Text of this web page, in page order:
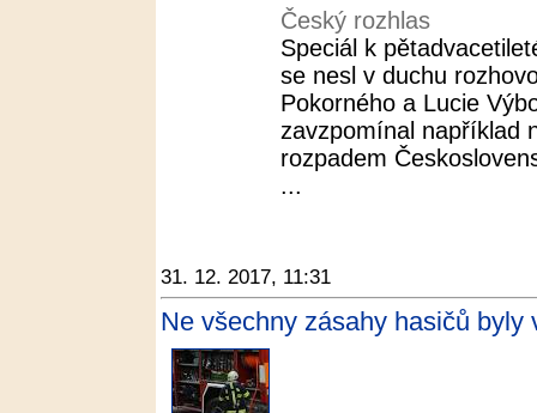
Český rozhlas
Speciál k
se nesl v duchu
Pokorného a Lucie
zavzpomínal například
rozpadem
...
31. 12. 2017, 11:31
Ne všechny zásahy hasičů